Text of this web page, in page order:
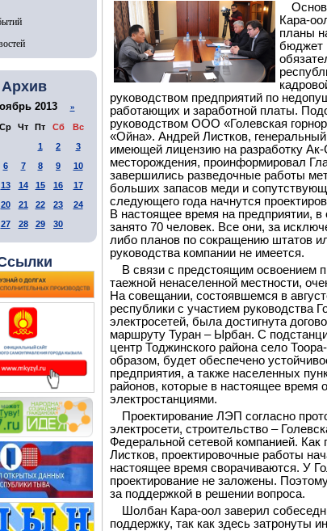
Архив
2013 »
Ср Чт Пт Сб
Вс
1
2
3
6 7 8 9
10
13 14 15 16
17
20 21 22 23
24
27 28 29 30
Кара-
планы
бюджет
руководством предприятий по
работающих и заработной платы.
руководством ООО «Голевская
«Ойна». Андрей Листков,
имеющей лицензию на разработку Ак-
месторождения, проинформировал
завершились разведочные работы
больших запасов меди и
следующего года начнутся
В настоящее время на предприятии,
занято 70 человек. Все они, за
либо планов по сокращению штатов
руководства компании не имеется.
В связи с предстоящим освоением
таежной ненаселенной местности,
На совещании, состоявшемся в
республики с участием руководства
электросетей, была достигнута
маршруту Туран – Ырбан. С
центр Тоджинского района село
образом, будет обеспечено
предприятия, а также населенных
районов, которые в настоящее
электростанциями.
Проектирование ЛЭП согласно
электросети, строительство –
Федеральной сетевой компанией.
Листков, проектировочные работы
настоящее время сворачиваются. У
проектирование не заложены.
за поддержкой в решении вопроса.
Шолбан Кара-оол заверил
поддержку, так как здесь затронуты